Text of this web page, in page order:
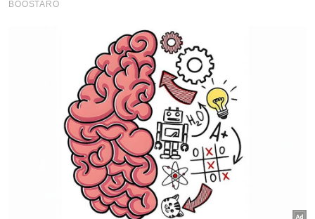
Dalam hal sama, Amirudin berkata, tempoh
setahun yang ditetapkan bagi perobohan
Stadium Shah Alam itu adalah mengikut
terma ditetapkan oleh pihak berkuasa